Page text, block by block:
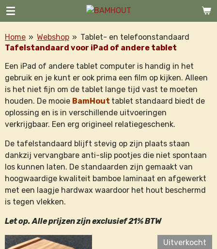
Ga
direct
naar
de
Home » Webshop » Tablet- en telefoonstandaard
Tafelstandaard voor iPad of andere tablet
Een iPad of andere tablet computer is handig in het
gebruik en je kunt er ook prima een film op kijken. Alleen
is het niet fijn om de tablet lange tijd vast te moeten
houden. De mooie BamHout tablet standaard biedt de
oplossing en is in verschillende uitvoeringen
verkrijgbaar. Een erg origineel relatiegeschenk.
De tafelstandaard blijft stevig op zijn plaats staan
dankzij vervangbare anti-slip pootjes die niet spontaan
los kunnen laten. De standaarden zijn gemaakt van
hoogwaardige kwaliteit bamboe laminaat en afgewerkt
met een laagje hardwax waardoor het hout beschermd
is tegen vlekken.
Let op. Alle prijzen zijn exclusief 21% BTW
Uitverkocht